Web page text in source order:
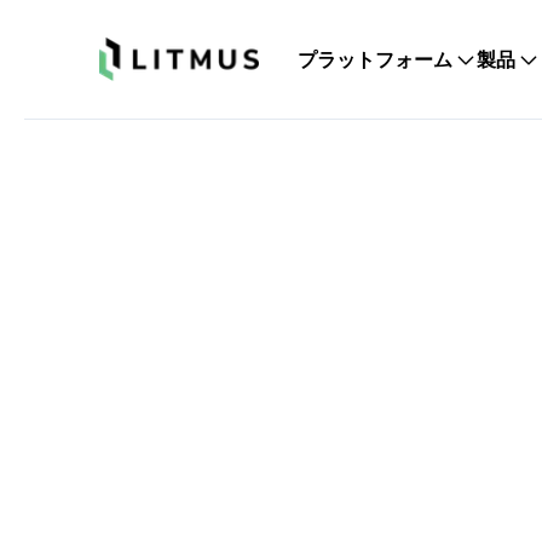
Litmus プラットフォーム 製品